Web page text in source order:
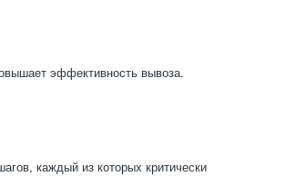
эффективность вывоза.
каждый из которых критически